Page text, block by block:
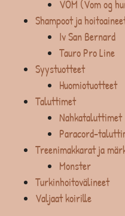
VOM (Vom og
Shampoot ja
Iv San Bernard
Tauro Pro Line
Syystuotteet
Huomiotuotteet
Taluttimet
Nahkataluttimet
Paracord-
Treenimakkarat ja
Monster
Turkinhoitovälineet
Valjaat koirille